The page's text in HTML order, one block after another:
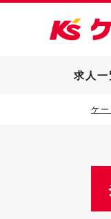
求人一
ケ